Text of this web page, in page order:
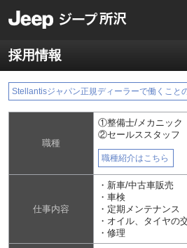
採用情報
Stellantisジャパン正規ディーラーで働くこと
職種
①整備士/メカニック
②セールススタッフ
職種紹介はこちら
仕事内容
・新車/中古車販売
・車検
・定期メンテナンス
・オイル、タイヤの
・修理